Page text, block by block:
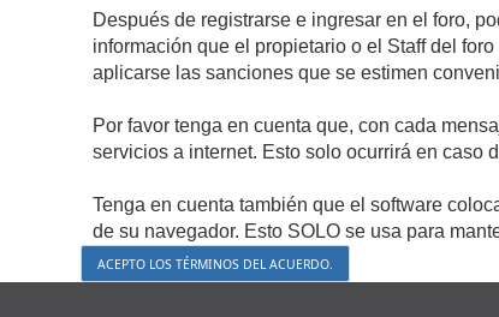
Después de registrarse e ingresar en el foro,
información que el propietario o el Staff del
aplicarse las sanciones que se estimen
Por favor tenga en cuenta que, con cada
servicios a internet. Esto solo ocurrirá en caso
Tenga en cuenta también que el software
de su navegador. Esto SOLO se usa para